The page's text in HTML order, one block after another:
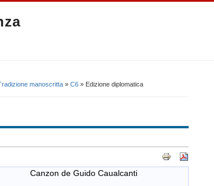
manoscritta » C6 » Edizione diplomatica
Canzon de Guido Caualcanti